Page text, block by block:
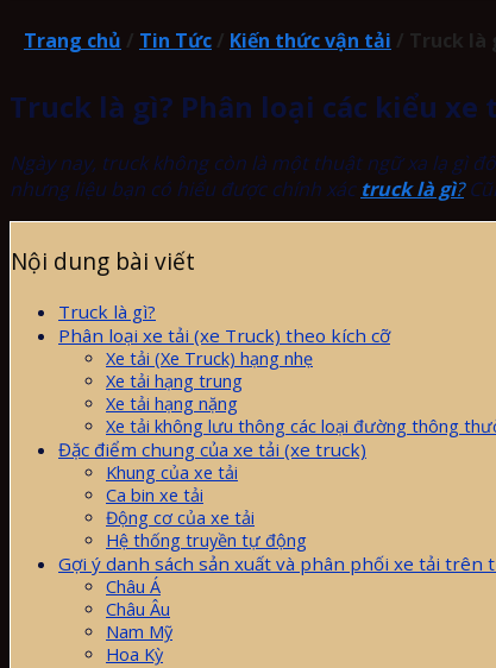
Trang chủ / Tin Tức / Kiến thức vận tải / Truck là
Truck là gì? Phân loại các kiểu
Ngày nay, truck không còn là một thuật ngữ xa lạ gì
nhưng liệu bạn có hiểu được chính xác truck là gì?
Nội dung bài viết
Truck là gì?
Phân loại xe tải (xe Truck) theo kích cỡ
Xe tải (Xe Truck) hạng nhẹ
Xe tải hạng trung
Xe tải hạng nặng
Xe tải không lưu thông các loại đường thông
Đặc điểm chung của xe tải (xe truck)
Khung của xe tải
Ca bin xe tải
Động cơ của xe tải
Hệ thống truyền tự động
Gợi ý danh sách sản xuất và phân phối xe tải trên
Châu Á
Châu Âu
Nam Mỹ
Hoa Kỳ